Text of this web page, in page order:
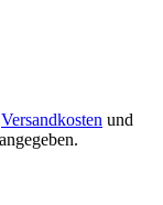
Versandkosten und